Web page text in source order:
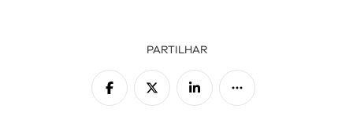
PARTILHAR